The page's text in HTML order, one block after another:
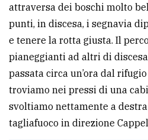
attraversa dei boschi molto
punti, in discesa, i segnavia
e tenere la rotta giusta. Il
pianeggianti ad altri di
passata circa un’ora dal
troviamo nei pressi di una
svoltiamo nettamente a
tagliafuoco in direzione